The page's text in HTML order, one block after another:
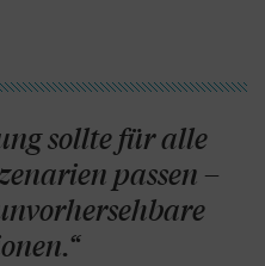
sollte für alle
passen –